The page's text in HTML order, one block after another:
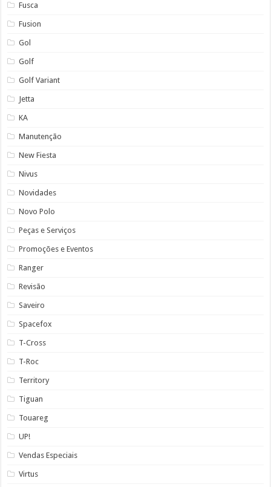
Fusca
Fusion
Gol
Golf
Golf Variant
Jetta
KA
Manutenção
New Fiesta
Nivus
Novidades
Novo Polo
Peças e Serviços
Promoções e Eventos
Ranger
Revisão
Saveiro
Spacefox
T-Cross
T-Roc
Territory
Tiguan
Touareg
UP!
Vendas Especiais
Virtus